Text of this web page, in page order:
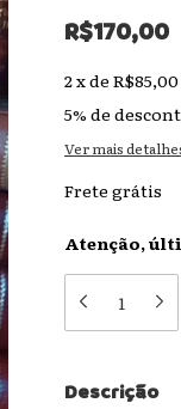
R$170,00
2xde R$85,00
5% de
Ver mais
Frete grátis
Atenção,
Descrição